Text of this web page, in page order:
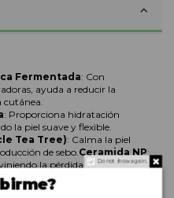
Fermentada: Con
ayuda a reducir la
cutánea.
: Proporciona hidratación
la piel suave y flexible.
Tea Tree): Calma la piel
de sebo.Ceramida NP:
la pérdida de humedad y
la textura de la piel, unifican
Do not show again.